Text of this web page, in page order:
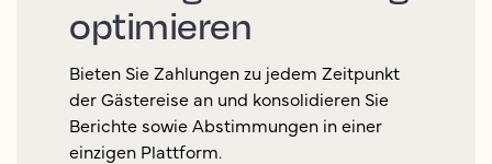
optimieren
Bieten Sie Zahlungen zu jedem Zeitpunkt
der Gästereise an und konsolidieren Sie
Berichte sowie Abstimmungen in einer
einzigen Plattform.